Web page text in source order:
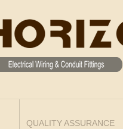
QUALITY ASSURANCE